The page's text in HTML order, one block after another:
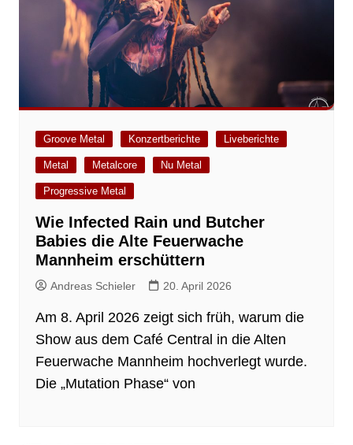
Groove Metal Konzertberichte Liveberichte
Metal Metalcore Nu Metal
Progressive Metal
Wie Infected Rain und Butcher
Babies die Alte Feuerwache
Mannheim erschüttern
Andreas Schieler 20. April 2026
Am 8. April 2026 zeigt sich früh, warum die
Show aus dem Café Central in die Alten
Feuerwache Mannheim hochverlegt wurde.
Die „Mutation Phase“ von